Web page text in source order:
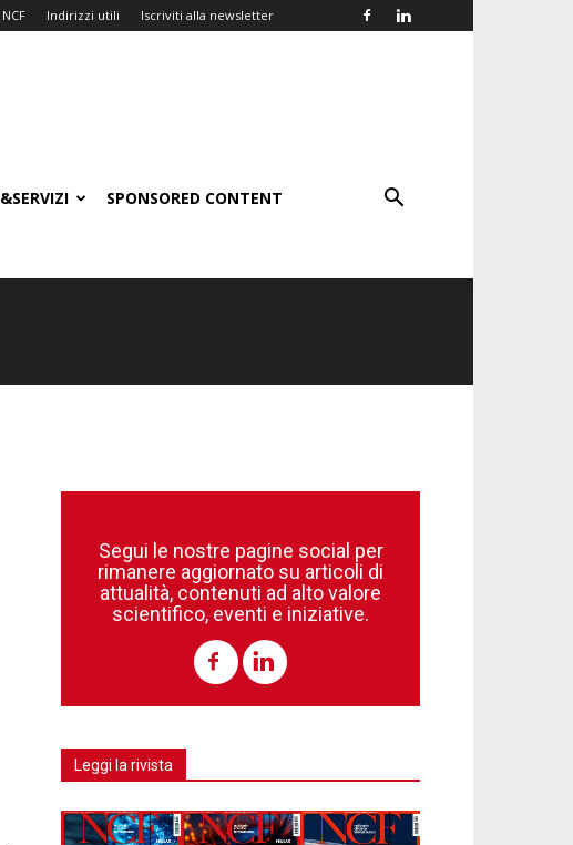
Indirizzi utili Iscriviti alla newsletter
SPONSORED CONTENT
Segui le nostre pagine social per
rimanere aggiornato su articoli di
attualità, contenuti ad alto valore
scientifico, eventi e iniziative.
Leggi la rivista